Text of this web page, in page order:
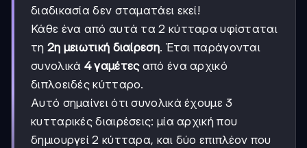
διαδικασία δεν σταματάει εκεί!
Κάθε ένα από αυτά τα 2 κύτταρα υφίσταται
τη 2η μειωτική διαίρεση. Έτσι παράγονται
συνολικά 4 γαμέτεςαπό ένα αρχικό
διπλοειδές κύτταρο.
Αυτό σημαίνει ότι συνολικά έχουμε 3
κυτταρικές διαιρέσεις: μία αρχική που
δημιουργεί 2 κύτταρα, και δύο επιπλέον που